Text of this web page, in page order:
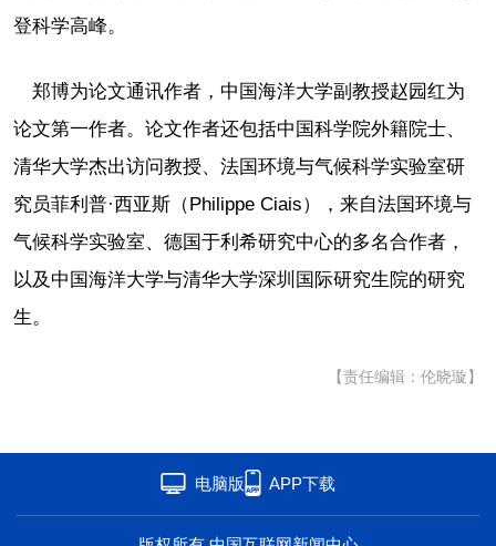
登科学高峰。
郑博为论文通讯作者，中国海洋大学副教授赵园红为
论文第一作者。论文作者还包括中国科学院外籍院士、
清华大学杰出访问教授、法国环境与气候科学实验室研
究员菲利普·西亚斯（Philippe Ciais），来自法国环境与
气候科学实验室、德国于利希研究中心的多名合作者，
以及中国海洋大学与清华大学深圳国际研究生院的研究
生。
【责任编辑：伦晓璇】
电脑版 APP下载